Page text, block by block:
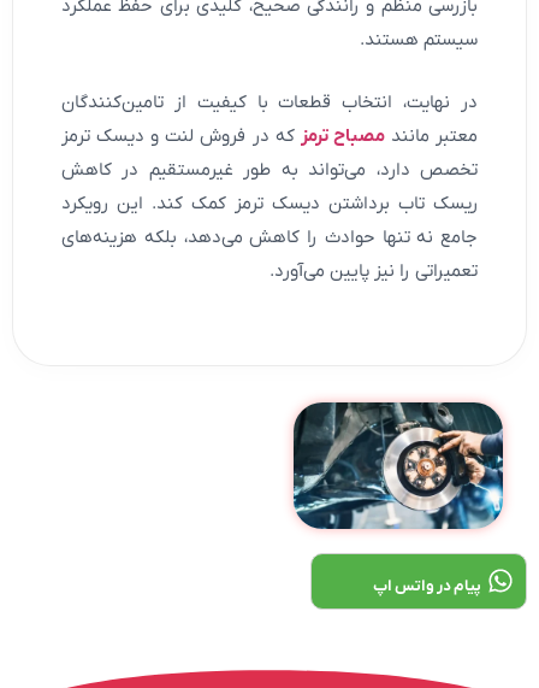
بازرسی منظم و رانندگی صحیح، کلیدی برای حفظ عملکرد
سیستم هستند.
در نهایت، انتخاب قطعات با کیفیت از تامین‌کنندگان
معتبر مانندمصباح ترمز که در فروش لنت و دیسک ترمز
تخصص دارد، می‌تواند به طور غیرمستقیم در کاهش
ریسک تاب برداشتن دیسک ترمز کمک کند. این رویکرد
جامع نه تنها حوادث را کاهش می‌دهد، بلکه هزینه‌های
تعمیراتی را نیز پایین می‌آورد.
پیام در واتس اپ